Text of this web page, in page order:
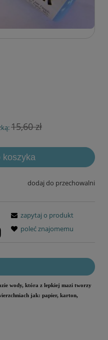
15,60 zł
koszyka
dodaj do przechowalni
zapytaj o produkt
poleć znajomemu
wody, która z lepkiej mazi tworzy
jak: papier, karton,